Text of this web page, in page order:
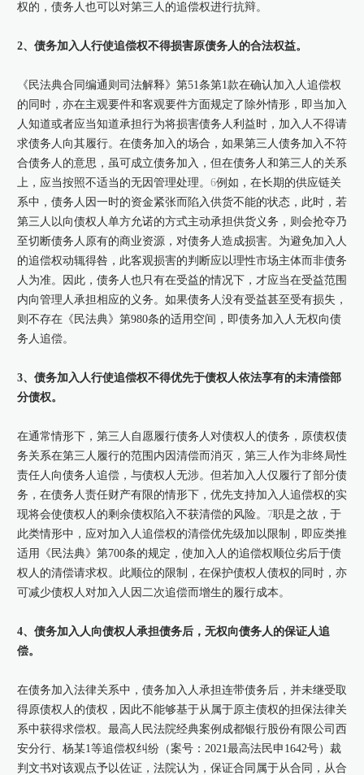
权的，债务人也可以对第三人的追偿权进行抗辩。
2、债务加入人行使追偿权不得损害原债务人的合法权益。
《民法典合同编通则司法解释》第51条第1款在确认加入人追偿权
的同时，亦在主观要件和客观要件方面规定了除外情形，即当加入
人知道或者应当知道承担行为将损害债务人利益时，加入人不得请
求债务人向其履行。在债务加入的场合，如果第三人债务加入不符
合债务人的意思，虽可成立债务加入，但在债务人和第三人的关系
上，应当按照不适当的无因管理处理。 6例如，在长期的供应链关
系中，债务人因一时的资金紧张而陷入供货不能的状态，此时，若
第三人以向债权人单方允诺的方式主动承担供货义务，则会抢夺乃
至切断债务人原有的商业资源，对债务人造成损害。为避免加入人
的追偿权动辄得咎，此客观损害的判断应以理性市场主体而非债务
人为准。因此，债务人也只有在受益的情况下，才应当在受益范围
内向管理人承担相应的义务。如果债务人没有受益甚至受有损失，
则不存在《民法典》第980条的适用空间，即债务加入人无权向债
务人追偿。
3、债务加入人行使追偿权不得优先于债权人依法享有的未清偿部
分债权。
在通常情形下，第三人自愿履行债务人对债权人的债务，原债权债
务关系在第三人履行的范围内因清偿而消灭，第三人作为非终局性
责任人向债务人追偿，与债权人无涉。但若加入人仅履行了部分债
务，在债务人责任财产有限的情形下，优先支持加入人追偿权的实
现将会使债权人的剩余债权陷入不获清偿的风险。 7职是之故，于
此类情形中，应对加入人追偿权的清偿优先级加以限制，即应类推
适用《民法典》第700条的规定，使加入人的追偿权顺位劣后于债
权人的清偿请求权。此顺位的限制，在保护债权人债权的同时，亦
可减少债权人对加入人因二次追偿而增生的履行成本。
4、债务加入人向债权人承担债务后，无权向债务人的保证人追
偿。
在债务加入法律关系中，债务加入人承担连带债务后，并未继受取
得原债权人的债权，因此不能够基于从属于原主债权的担保法律关
系中获得求偿权。最高人民法院经典案例成都银行股份有限公司西
安分行、杨某1等追偿权纠纷（案号：2021最高法民申1642号）裁
判文书对该观点予以佐证，法院认为，保证合同属于从合同，从合